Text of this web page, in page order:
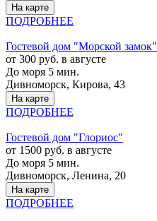
На карте
ПОДРОБНЕЕ
Гостевой дом "Морской замок"
от 300 руб. в августе
До моря 5 мин.
Дивноморск, Кирова, 43
На карте
ПОДРОБНЕЕ
Гостевой дом "Глориос"
от 1500 руб. в августе
До моря 5 мин.
Дивноморск, Ленина, 20
На карте
ПОДРОБНЕЕ